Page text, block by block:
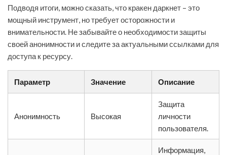
Подводя итоги, можно сказать, что кракен даркнет – это
мощный инструмент, но требует осторожности и
внимательности. Не забывайте о необходимости защиты
своей анонимности и следите за актуальными ссылками для
доступа к ресурсу.
Параметр Значение Описание
Анонимность Высокая
Защита
личности
пользователя.
Информация,